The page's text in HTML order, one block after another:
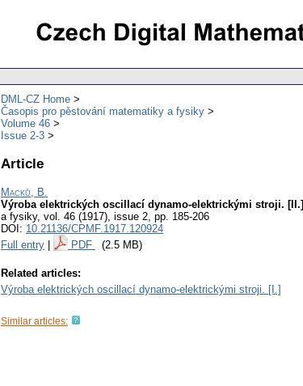
DML-CZ Home
Časopis pro pěstování matematiky a fysiky
Volume 46
Issue 2-3
Article
Macků, B.
Výroba elektrických oscillací dynamo-elektrickými stroji. [II.]
a fysiky, vol. 46 (1917), issue 2, pp. 185-206
DOI: 10.21136/CPMF.1917.120924
Full entry
PDF (2.5 MB)
Related articles:
Výroba elektrických oscillací dynamo-elektrickými stroji. [I.]
Similar articles: